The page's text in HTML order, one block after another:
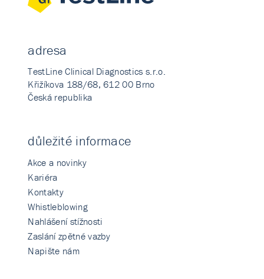
adresa
TestLine Clinical Diagnostics s.r.o.
Křižíkova 188/68, 612 00 Brno
Česká republika
důležité informace
Akce a novinky
Kariéra
Kontakty
Whistleblowing
Nahlášení stížnosti
Zaslání zpětné vazby
Napište nám